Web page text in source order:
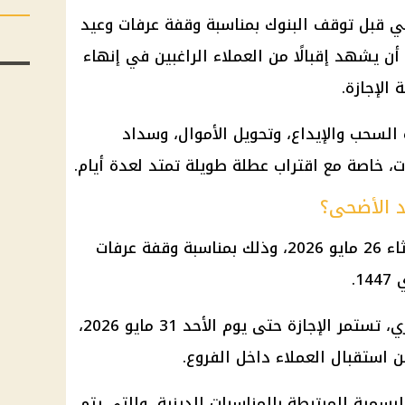
قبل توقف البنوك بمناسبة وقفة عرفات وعيد
يشهد إقبالًا من العملاء الراغبين في إنهاء
الإجازة.
والإيداع، وتحويل الأموال، وسداد
خاصة مع اقتراب عطلة طويلة تمتد لعدة أيام.
الأضحى؟
رسميًا صباح الثلاثاء 26 مايو 2026، وذلك بمناسبة وقفة عرفات
، تستمر الإجازة
حتى يوم الأحد 31 مايو 2026،
العملاء داخل الفروع.